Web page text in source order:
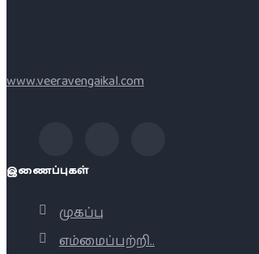
www.veeravengaikal.com
இணைப்புகள்
முகப்பு
எம்மைப்பற்றி..